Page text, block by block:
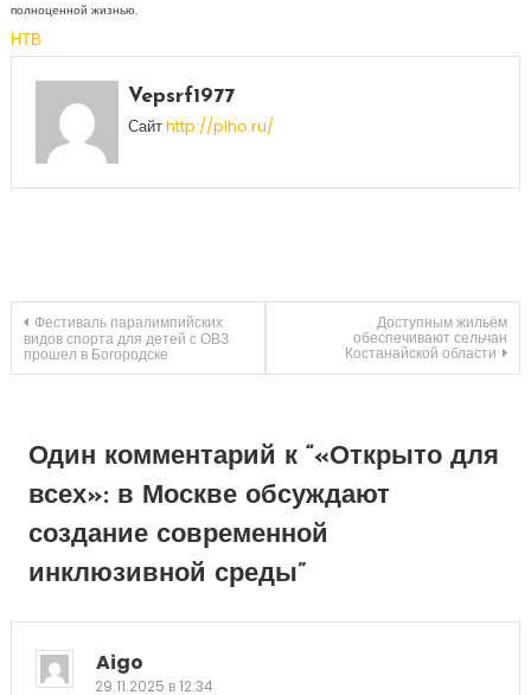
полноценной жизнью.
НТВ
Vepsrf1977
Сайтhttp://plho.ru/
Навигация
по
Фестиваль паралимпийских
видов спорта для детей с ОВЗ
прошел в Богородске
Доступным жильём
обеспечивают сельчан
Костанайской области
Один комментарий к “«Открыто для
всех»: в Москве обсуждают
создание современной
инклюзивной среды”
Aigo
29.11.2025 в 12:34